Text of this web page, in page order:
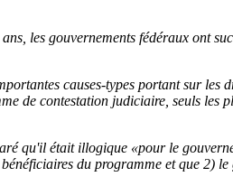
les gouvernements fédéraux ont
causes-types portant sur
de contestation judiciaire, seuls
qu'il était illogique «pour le
du programme et que 2)